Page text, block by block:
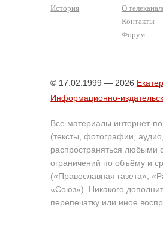
История
О
Контакты
Форум
© 17.02.1999 — 2026
Информационно-
Все материалы интернет-
(тексты, фотографии,
распространяться любыми
ограничений по объёму и
(«Православная газета»,
«Союз»). Никакого
перепечатку или иное